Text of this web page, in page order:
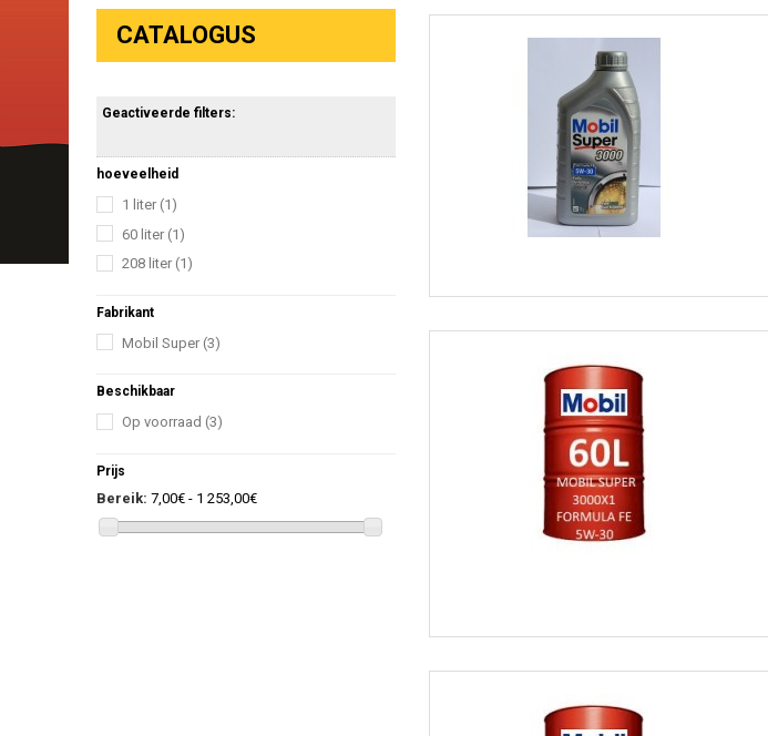
CATALOGUS
Geactiveerde filters:
hoeveelheid
1 liter (1)
60 liter (1)
208 liter (1)
Fabrikant
Mobil Super (3)
Beschikbaar
Op voorraad (3)
Prijs
Bereik: 7,00€ - 1 253,00€